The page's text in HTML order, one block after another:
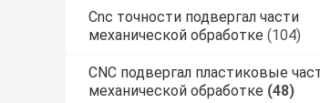
Cnc точности подвергал части
механической обработке (104)
CNC подвергал пластиковые
механической обработке (48)